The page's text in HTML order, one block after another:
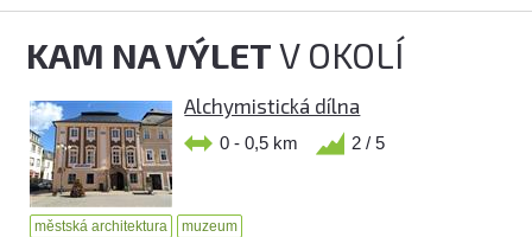
KAM NA VÝLETV OKOLÍ
Alchymistická dílna
0 - 0,5 km 2 / 5
městská architektura muzeum